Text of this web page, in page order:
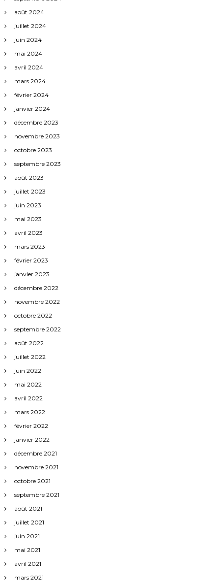
août 2024
juillet 2024
juin 2024
mai 2024
avril 2024
mars 2024
février 2024
janvier 2024
décembre 2023
novembre 2023
octobre 2023
septembre 2023
août 2023
juillet 2023
juin 2023
mai 2023
avril 2023
mars 2023
février 2023
janvier 2023
décembre 2022
novembre 2022
octobre 2022
septembre 2022
août 2022
juillet 2022
juin 2022
mai 2022
avril 2022
mars 2022
février 2022
janvier 2022
décembre 2021
novembre 2021
octobre 2021
septembre 2021
août 2021
juillet 2021
juin 2021
mai 2021
avril 2021
mars 2021